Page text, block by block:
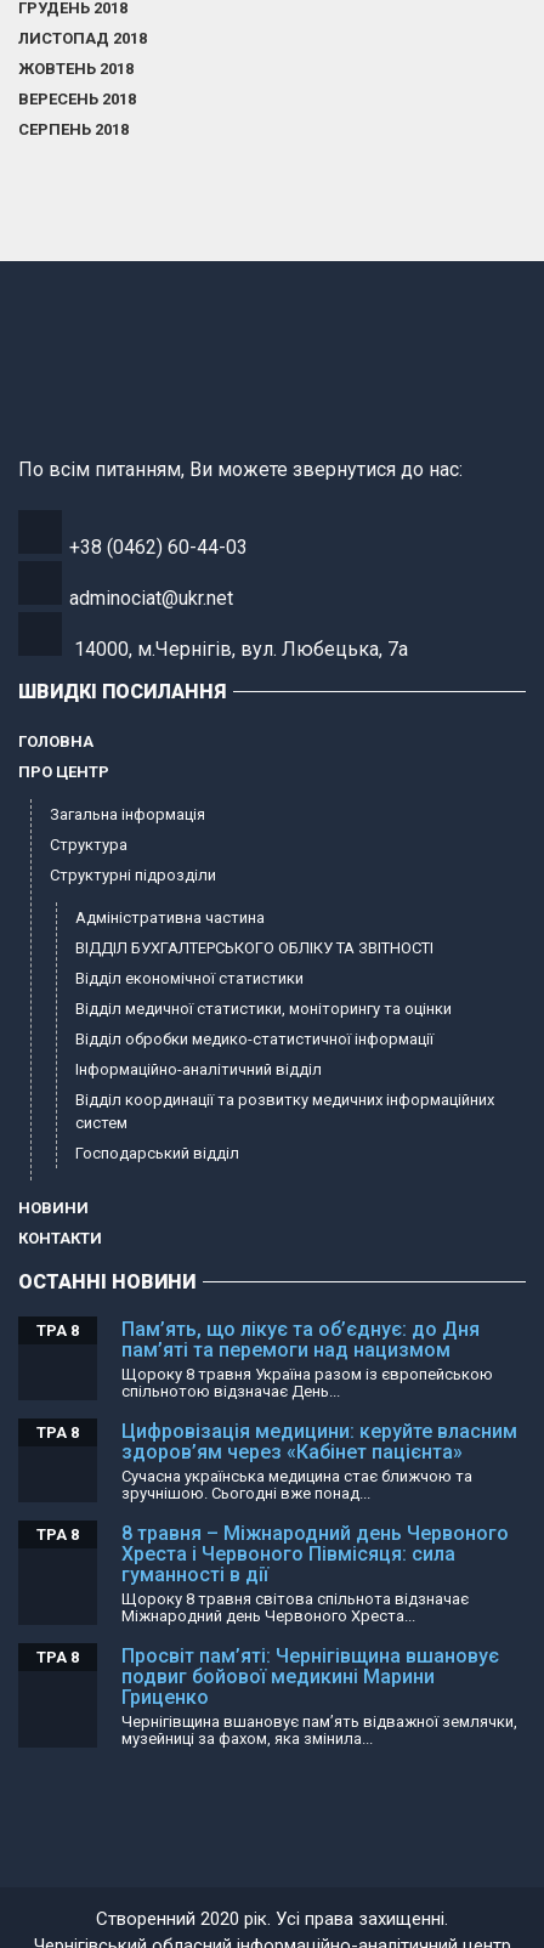
ГРУДЕНЬ 2018
ЛИСТОПАД 2018
ЖОВТЕНЬ 2018
ВЕРЕСЕНЬ 2018
СЕРПЕНЬ 2018
По всім питанням, Ви можете звернутися до нас:
+38 (0462) 60-44-03
adminociat@ukr.net
14000, м.Чернігів, вул. Любецька, 7а
ШВИДКІ ПОСИЛАННЯ
ГОЛОВНА
ПРО ЦЕНТР
Загальна інформація
Структура
Структурні підрозділи
Адміністративна частина
ВІДДІЛ БУХГАЛТЕРСЬКОГО ОБЛІКУ ТА ЗВІТНОСТІ
Відділ економічної статистики
Відділ медичної статистики, моніторингу та оцінки
Відділ обробки медико-статистичної інформації
Інформаційно-аналітичний відділ
Відділ координації та розвитку медичних інформаційних
систем
Господарський відділ
НОВИНИ
КОНТАКТИ
ОСТАННІ НОВИНИ
Пам’ять, що лікує та об’єднує: до Дня
пам’яті та перемоги над нацизмом
ТРА 8
Щороку 8 травня Україна разом із європейською
спільнотою відзначає День...
Цифровізація медицини: керуйте власним
здоров’ям через «Кабінет пацієнта»
ТРА 8
Сучасна українська медицина стає ближчою та
зручнішою. Сьогодні вже понад...
8 травня – Міжнародний день Червоного
Хреста і Червоного Півмісяця: сила
гуманності в дії
ТРА 8
Щороку 8 травня світова спільнота відзначає
Міжнародний день Червоного Хреста...
Просвіт пам’яті: Чернігівщина вшановує
подвиг бойової медикині Марини
Гриценко
ТРА 8
Чернігівщина вшановує пам’ять відважної землячки,
музейниці за фахом, яка змінила...
Створенний 2020 рік. Усі права захищенні.